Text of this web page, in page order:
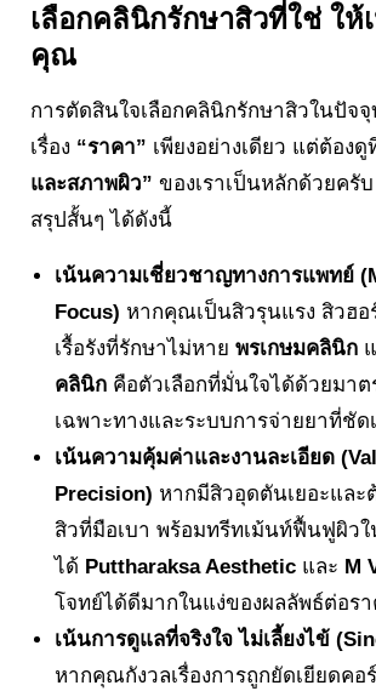
เลือกคลินิกรักษาสิวที่ใช่ ให้
คุณ
การตัดสินใจเลือกคลินิกรักษาสิวในปัจ
เรื่อง “ราคา” เพียงอย่างเดียว แต่ต้องดู
และสภาพผิว” ของเราเป็นหลักด้วยครั
สรุปสั้นๆ ได้ดังนี้
เน้นความเชี่ยวชาญทางการแพทย์
Focus) หากคุณเป็นสิวรุนแรง สิวฮอ
เรื้อรังที่รักษาไม่หายพรเกษมคลินิก
คลินิก คือตัวเลือกที่มั่นใจได้ด้วยมา
เฉพาะทางและระบบการจ่ายยาที่ชัด
เน้นความคุ้มค่าและงานละเอียด
Precision) หากมีสิวอุดตันเยอะและ
สิวที่มือเบา พร้อมทรีทเม้นท์ฟื้นฟูผิว
ได้ Puttharaksa Aesthetic และ M
โจทย์ได้ดีมากในแง่ของผลลัพธ์ต่อรา
เน้นการดูแลที่จริงใจ ไม่เลี้ยงไข้
หากคุณกังวลเรื่องการถูกยัดเยียดคอ